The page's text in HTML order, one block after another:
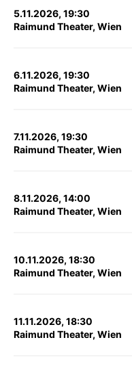
5.11.2026, 19:30
Raimund Theater, Wien
6.11.2026, 19:30
Raimund Theater, Wien
7.11.2026, 19:30
Raimund Theater, Wien
8.11.2026, 14:00
Raimund Theater, Wien
10.11.2026, 18:30
Raimund Theater, Wien
11.11.2026, 18:30
Raimund Theater, Wien